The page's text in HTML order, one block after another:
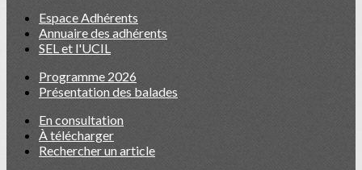
Espace Adhérents
Annuaire des adhérents
SEL et l'UCIL
Programme 2026
Présentation des balades
En consultation
À télécharger
Rechercher un article